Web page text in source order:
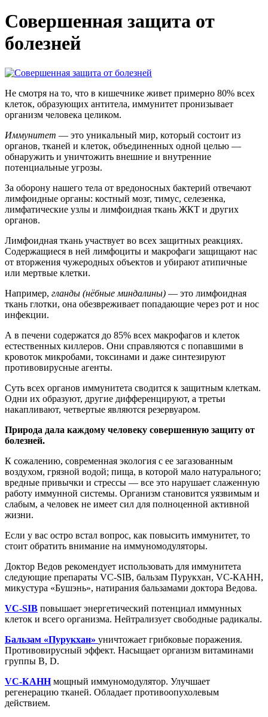
Совершенная защита от
болезней
Не смотря на то, что в кишечнике живет примерно 80% всех
клеток, образующих антитела, иммунитет пронизывает
организм человека целиком.
Иммунитет — это уникальный мир, который состоит из
органов, тканей и клеток, объединенных одной целью —
обнаружить и уничтожить внешние и внутренние
потенциальные угрозы.
За оборону нашего тела от вредоносных бактерий отвечают
лимфоидные органы: костный мозг, тимус, селезенка,
лимфатические узлы и лимфоидная ткань ЖКТ и других
органов.
Лимфоидная ткань участвует во всех защитных реакциях.
Содержащиеся в ней лимфоциты и макрофаги защищают нас
от вторжения чужеродных объектов и убирают атипичные
или мертвые клетки.
Например, гланды (нёбные миндалины) — это лимфоидная
ткань глотки, она обезвреживает попадающие через рот и нос
инфекции.
А в печени содержатся до 85% всех макрофагов и клеток
естественных киллеров. Они справляются с попавшими в
кровоток микробами, токсинами и даже синтезируют
противовирусные агенты.
Суть всех органов иммунитета сводится к защитным клеткам.
Одни их образуют, другие дифференцируют, а третьи
накапливают, четвертые являются резервуаром.
Природа дала каждому человеку совершенную защиту от
болезней.
К сожалению, современная экология с ее загазованным
воздухом, грязной водой; пища, в которой мало натурального;
вредные привычки и стрессы — все это нарушает слаженную
работу иммунной системы. Организм становится уязвимым и
слабым, а человек не имеет сил для полноценной активной
жизни.
Если у вас остро встал вопрос, как повысить иммунитет, то
стоит обратить внимание на иммуномодуляторы.
Доктор Ведов рекомендует использовать для иммунитета
следующие препараты VC-SIB, бальзам Пурукхан, VC-КАНН,
микустура «Бушэнь», натирания бальзамами доктора Ведова.
VC-SIB повышает энергетический потенциал иммунных
клеток и всего организма. Нейтрализует свободные радикалы.
Бальзам «Пурукхан» уничтожает грибковые поражения.
Противовирусный эффект. Насыщает организм витаминами
группы B, D.
VC-КАННмощный иммуномодулятор. Улучшает
регенерацию тканей. Обладает противоопухолевым
действием.